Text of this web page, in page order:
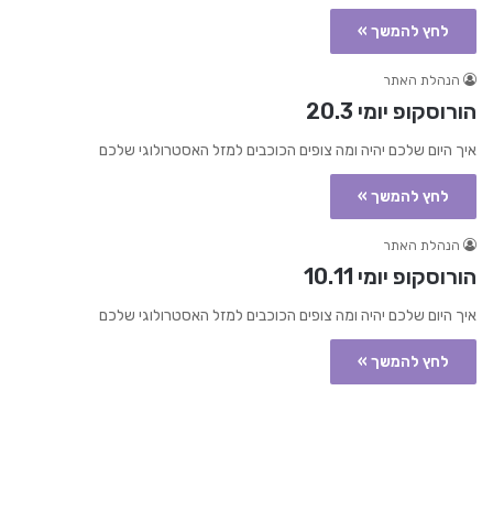
לחץ להמשך »
הנהלת האתר
הורוסקופ יומי 20.3
איך היום שלכם יהיה ומה צופים הכוכבים למזל האסטרולוגי שלכם
לחץ להמשך »
הנהלת האתר
הורוסקופ יומי 10.11
איך היום שלכם יהיה ומה צופים הכוכבים למזל האסטרולוגי שלכם
לחץ להמשך »